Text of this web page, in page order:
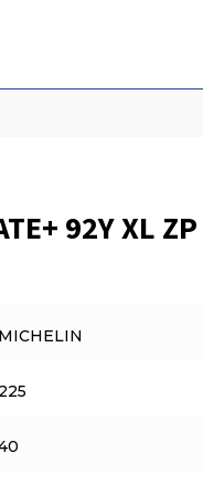
92Y XL ZP
MICHELIN
225